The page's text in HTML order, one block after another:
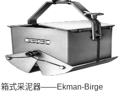
游生物网，网目从6µm到1000µm不等各种型
号（6µm、10µm、20µm、30µm、40µm、
50µm、60µm、80µm、100µm、200µm、
300µm、400µm、500µm、1000µm），可满
足不同...
箱式采泥器——Ekman-Birge